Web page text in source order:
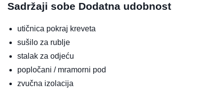
Sadržaji sobe Dodatna udobnost
utičnica pokraj kreveta
sušilo za rublje
stalak za odjeću
popločani / mramorni pod
zvučna izolacija